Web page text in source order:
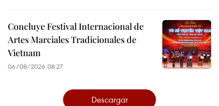
Concluye Festival Internacional de
Artes Marciales Tradicionales de
Vietnam
06/08/2026 08:27
Descargar